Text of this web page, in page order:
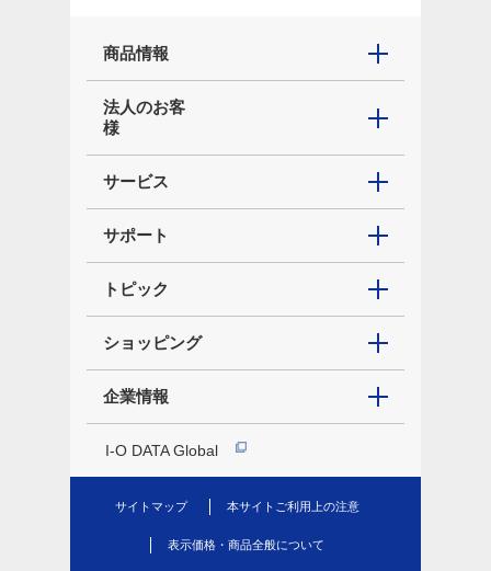
商品情報
法人のお客
様
サービス
サポート
トピック
ショッピング
企業情報
I-O DATA Global
サイトマップ 本サイトご利用上の注意
表示価格・商品全般について